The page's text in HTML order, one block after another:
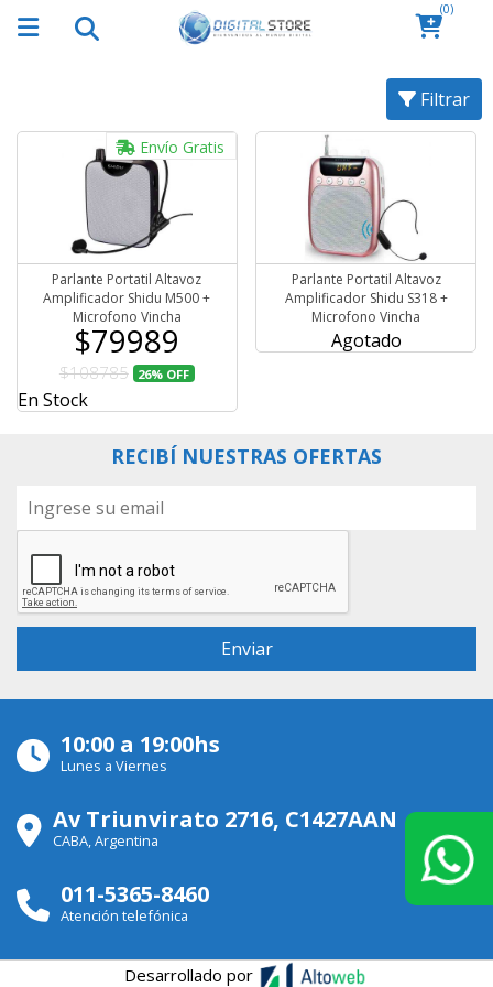
(0)
Filtrar
Parlante Portatil Altavoz
Amplificador Shidu M500 +
Microfono Vincha
Envío Gratis
$79989
$108785 26% OFF
En Stock
Parlante Portatil Altavoz
Amplificador Shidu S318 +
Microfono Vincha
Agotado
RECIBÍ NUESTRAS OFERTAS
10:00 a 19:00hs
Lunes a Viernes
Av Triunvirato 2716, C1427AAN
CABA, Argentina
011-5365-8460
Atención telefónica
Desarrollado por